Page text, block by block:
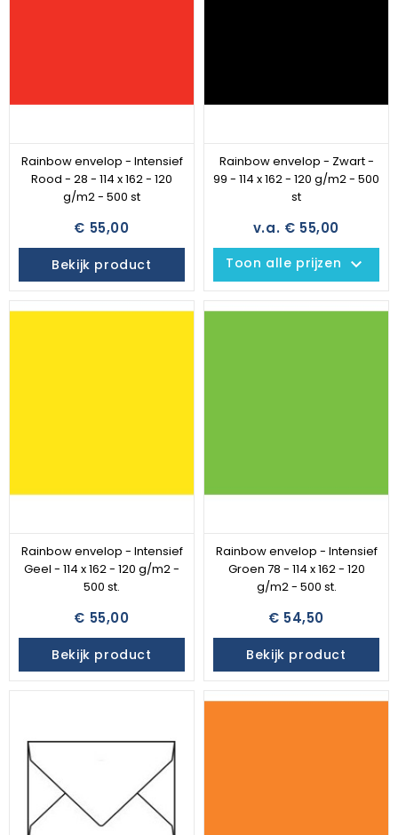
Rainbow envelop - Intensief
Rood - 28 - 114 x 162 - 120
g/m2 - 500 st
€ 55,00
Bekijk product
Rainbow envelop - Zwart -
99 - 114 x 162 - 120 g/m2 - 500
st
v.a. € 55,00
Toon alle prijzen keyboard_arrow_down
Rainbow envelop - Intensief
Geel - 114 x 162 - 120 g/m2 -
500 st.
€ 55,00
Bekijk product
Rainbow envelop - Intensief
Groen 78 - 114 x 162 - 120
g/m2 - 500 st.
€ 54,50
Bekijk product